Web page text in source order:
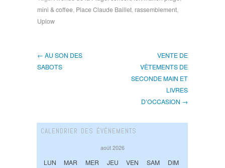
mini & coffee, Place Claude Baillet, rassemblement,
Uplow
← AU SON DES
SABOTS
VENTE DE
VÊTEMENTS DE
SECONDE MAIN ET
LIVRES
D’OCCASION →
CALENDRIER DES ÉVÉNEMENTS
août 2026
LUN MAR MER JEU VEN SAM DIM